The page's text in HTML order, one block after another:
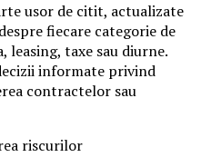
usor de citit, actualizate
fiecare categorie de
taxe sau diurne.
informate privind
contractelor sau
riscurilor